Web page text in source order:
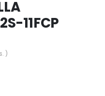
11FCP
)